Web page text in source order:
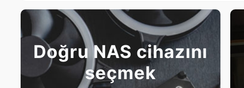
Doğru NAS cihazını
seçmek